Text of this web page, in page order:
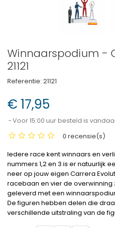
Winnaarspodium -
21121
Referentie: 21121
€ 17,95
Voor 15:00 uur besteld is
0 recensie(s)
Iedere race kent winnaars en
nummers 1,2 en 3 is er natuurlijk
neer op jouw eigen Carrera
racebaan en vier de overwinning
geleverd met een
De figuren hebben delen die
verschillende uitstraling van de